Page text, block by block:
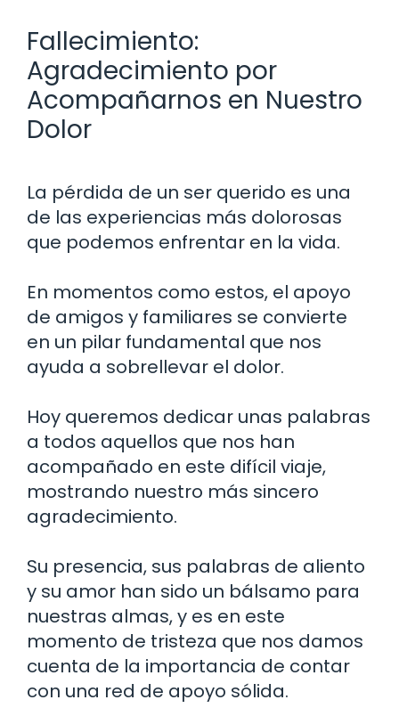
Fallecimiento:
Agradecimiento por
Acompañarnos en Nuestro
Dolor
La pérdida de un ser querido es una
de las experiencias más dolorosas
que podemos enfrentar en la vida.
En momentos como estos, el apoyo
de amigos y familiares se convierte
en un pilar fundamental que nos
ayuda a sobrellevar el dolor.
Hoy queremos dedicar unas palabras
a todos aquellos que nos han
acompañado en este difícil viaje,
mostrando nuestro más sincero
agradecimiento.
Su presencia, sus palabras de aliento
y su amor han sido un bálsamo para
nuestras almas, y es en este
momento de tristeza que nos damos
cuenta de la importancia de contar
con una red de apoyo sólida.